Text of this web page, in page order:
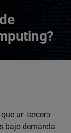
un tercero
bajo demanda